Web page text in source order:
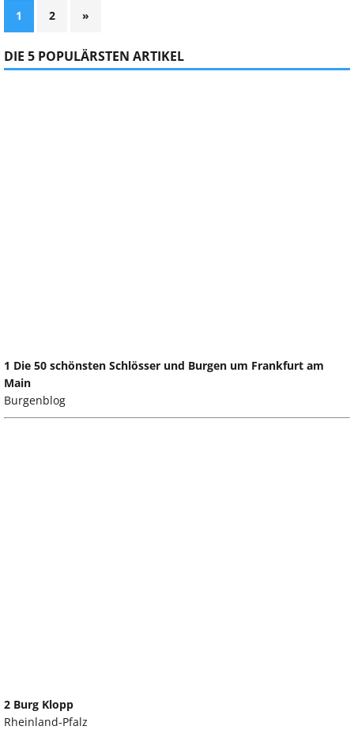
1 2 »
DIE 5 POPULÄRSTEN ARTIKEL
1 Die 50 schönsten Schlösser und Burgen um Frankfurt am
Main
Burgenblog
2 Burg Klopp
Rheinland-Pfalz